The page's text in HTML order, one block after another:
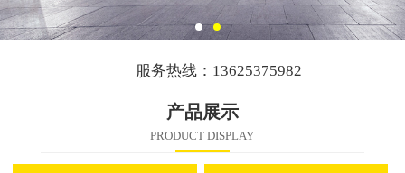
服务热线：13625375982
产品展示
PRODUCT DISPLAY